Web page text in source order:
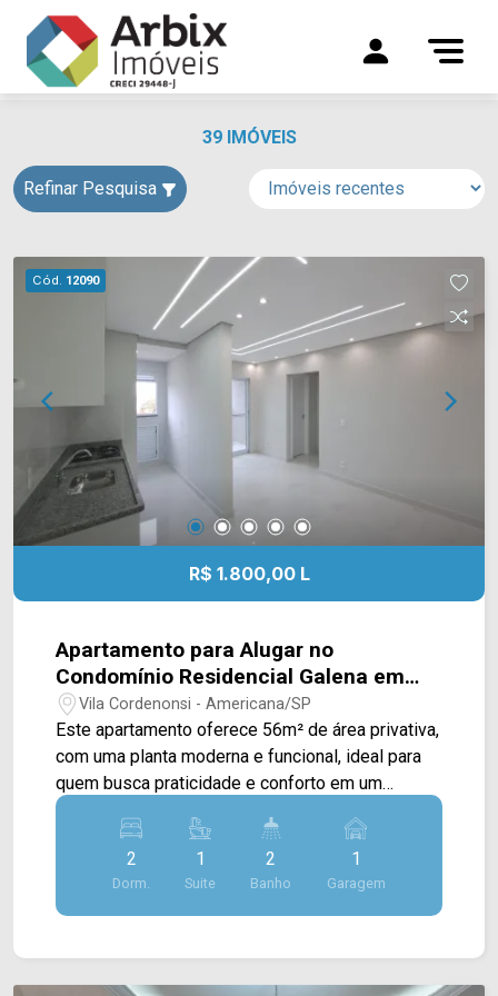
39 IMÓVEIS
Refinar Pesquisa
Cód. 12090
R$ 1.800,00 L
Apartamento para Alugar no
Condomínio Residencial Galena em
Americana/SP
Vila Cordenonsi - Americana/SP
Este apartamento oferece 56m² de área privativa,
com uma planta moderna e funcional, ideal para
quem busca praticidade e conforto em um
empreendimento novo, todo em piso porcelanato
em sua primeira locação. A área social conta com
sala de estar e jantar integradas à cozinha,
criando um ambiente bem distribuído e
conectado à varanda que é toda fechada de vidro,
2
Dorm.
1
Suite
2
Banho
1
Garagem